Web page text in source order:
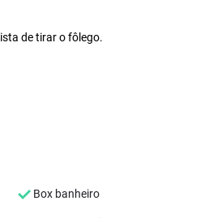
de tirar o fôlego.
Box banheiro